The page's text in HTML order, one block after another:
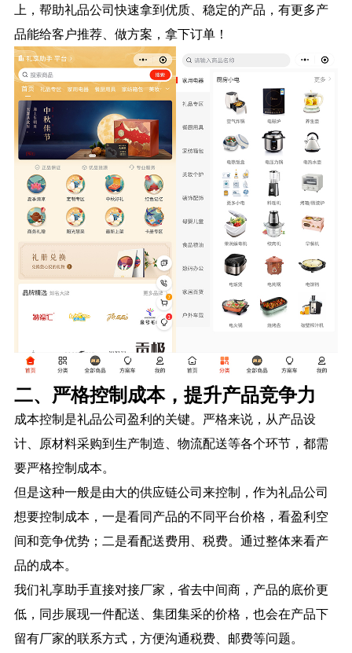
上，帮助礼品公司快速拿到优质、稳定的产品，有更多产
品能给客户推荐、做方案，拿下订单！
二、严格控制成本，提升产品竞争力
成本控制是礼品公司盈利的关键。严格来说，从产品设
计、原材料采购到生产制造、物流配送等各个环节，都需
要严格控制成本。
但是这种一般是由大的供应链公司来控制，作为礼品公司
想要控制成本，一是看同产品的不同平台价格，看盈利空
间和竞争优势；二是看配送费用、税费。通过整体来看产
品的成本。
我们礼享助手直接对接厂家，省去中间商，产品的底价更
低，同步展现一件配送、集团集采的价格，也会在产品下
留有厂家的联系方式，方便沟通税费、邮费等问题。